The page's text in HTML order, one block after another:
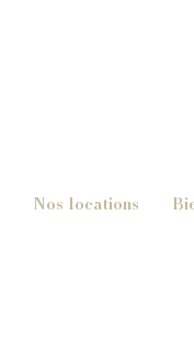
Nos locations